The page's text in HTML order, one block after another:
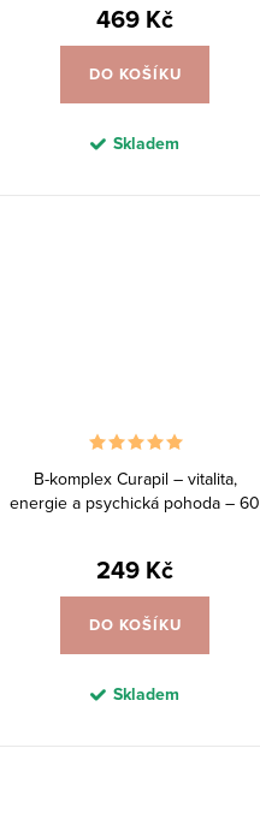
469 Kč
DO KOŠÍKU
Skladem
B-komplex Curapil – vitalita,
energie a psychická pohoda – 60
249 Kč
DO KOŠÍKU
Skladem